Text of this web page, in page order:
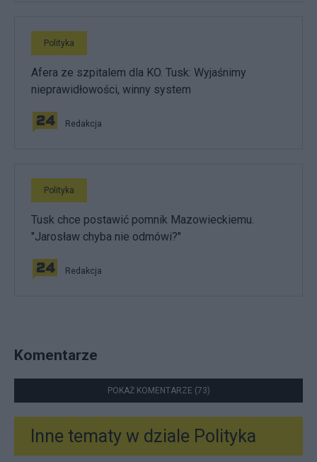
Polityka
Afera ze szpitalem dla KO. Tusk: Wyjaśnimy
nieprawidłowości, winny system
Redakcja
Polityka
Tusk chce postawić pomnik Mazowieckiemu.
"Jarosław chyba nie odmówi?"
Redakcja
Komentarze
POKAŻ KOMENTARZE (73)
Inne tematy w dziale Polityka